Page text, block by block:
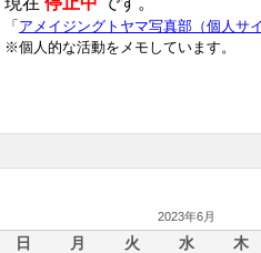
2023年6月
日 月 火 水 木